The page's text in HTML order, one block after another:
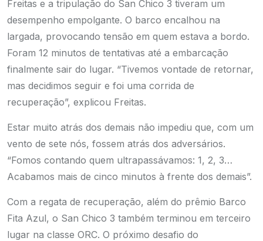
Freitas e a tripulação do San Chico 3 tiveram um
desempenho empolgante. O barco encalhou na
largada, provocando tensão em quem estava a bordo.
Foram 12 minutos de tentativas até a embarcação
finalmente sair do lugar. “Tivemos vontade de retornar,
mas decidimos seguir e foi uma corrida de
recuperação”, explicou Freitas.
Estar muito atrás dos demais não impediu que, com um
vento de sete nós, fossem atrás dos adversários.
“Fomos contando quem ultrapassávamos: 1, 2, 3…
Acabamos mais de cinco minutos à frente dos demais”.
Com a regata de recuperação, além do prêmio Barco
Fita Azul, o San Chico 3 também terminou em terceiro
lugar na classe ORC. O próximo desafio do